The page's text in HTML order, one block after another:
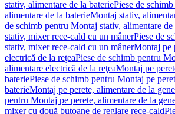
stativ, alimentare de la bateriePiese de
alimentare de la baterieMontaj stativ,
de schimb pentru Montaj stativ, alimentare de
stativ, mixer rece-cald cu un mânerPiese de
stativ, mixer rece-cald cu un mânerMontaj pe
electrică de la reţeaPiese de schimb pentru
alimentare electrică de la reţeaMontaj pe
bateriePiese de schimb pentru Montaj pe
baterieMontaj pe perete, alimentare de la
pentru Montaj pe perete, alimentare de la
mixer cu două butoane de reglare rece-cald